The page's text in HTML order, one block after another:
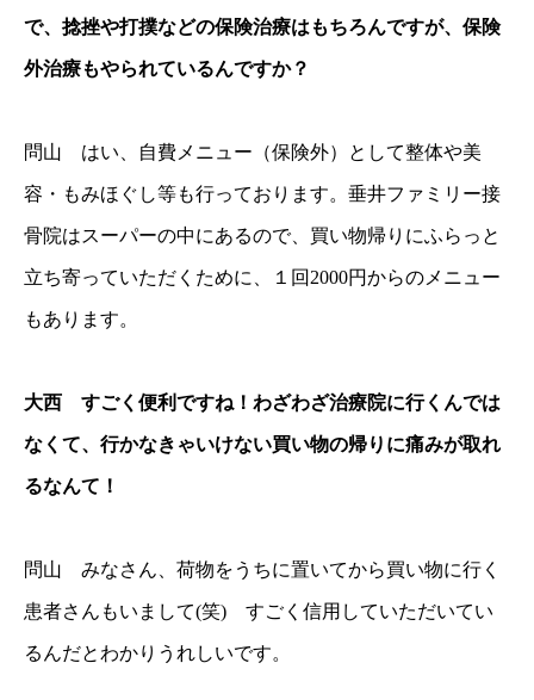
で、捻挫や打撲などの保険治療はもちろんですが、保険
外治療もやられているんですか？
問山 はい、自費メニュー（保険外）として整体や美
容・もみほぐし等も行っております。垂井ファミリー接
骨院はスーパーの中にあるので、買い物帰りにふらっと
立ち寄っていただくために、１回2000円からのメニュー
もあります。
大西 すごく便利ですね！わざわざ治療院に行くんでは
なくて、行かなきゃいけない買い物の帰りに痛みが取れ
るなんて！
問山 みなさん、荷物をうちに置いてから買い物に行く
患者さんもいまして(笑) すごく信用していただいてい
るんだとわかりうれしいです。